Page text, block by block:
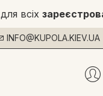
для всіх
INFO@KUPOLA.KIEV.UA